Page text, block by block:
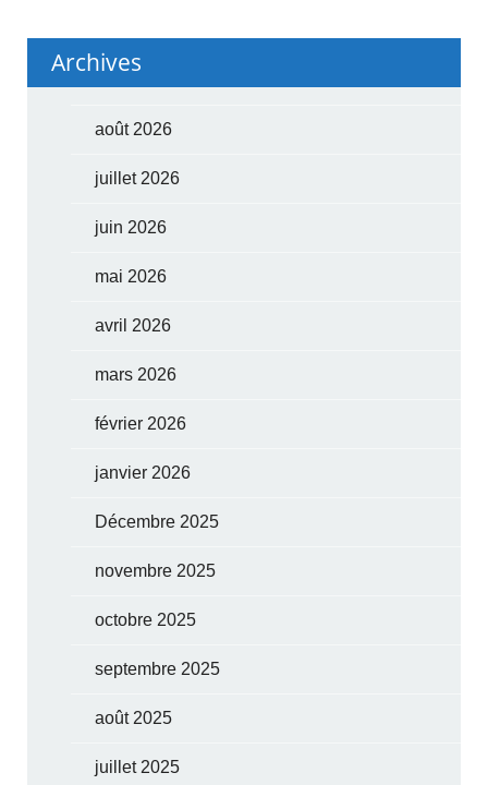
Archives
août 2026
juillet 2026
juin 2026
mai 2026
avril 2026
mars 2026
février 2026
janvier 2026
Décembre 2025
novembre 2025
octobre 2025
septembre 2025
août 2025
juillet 2025